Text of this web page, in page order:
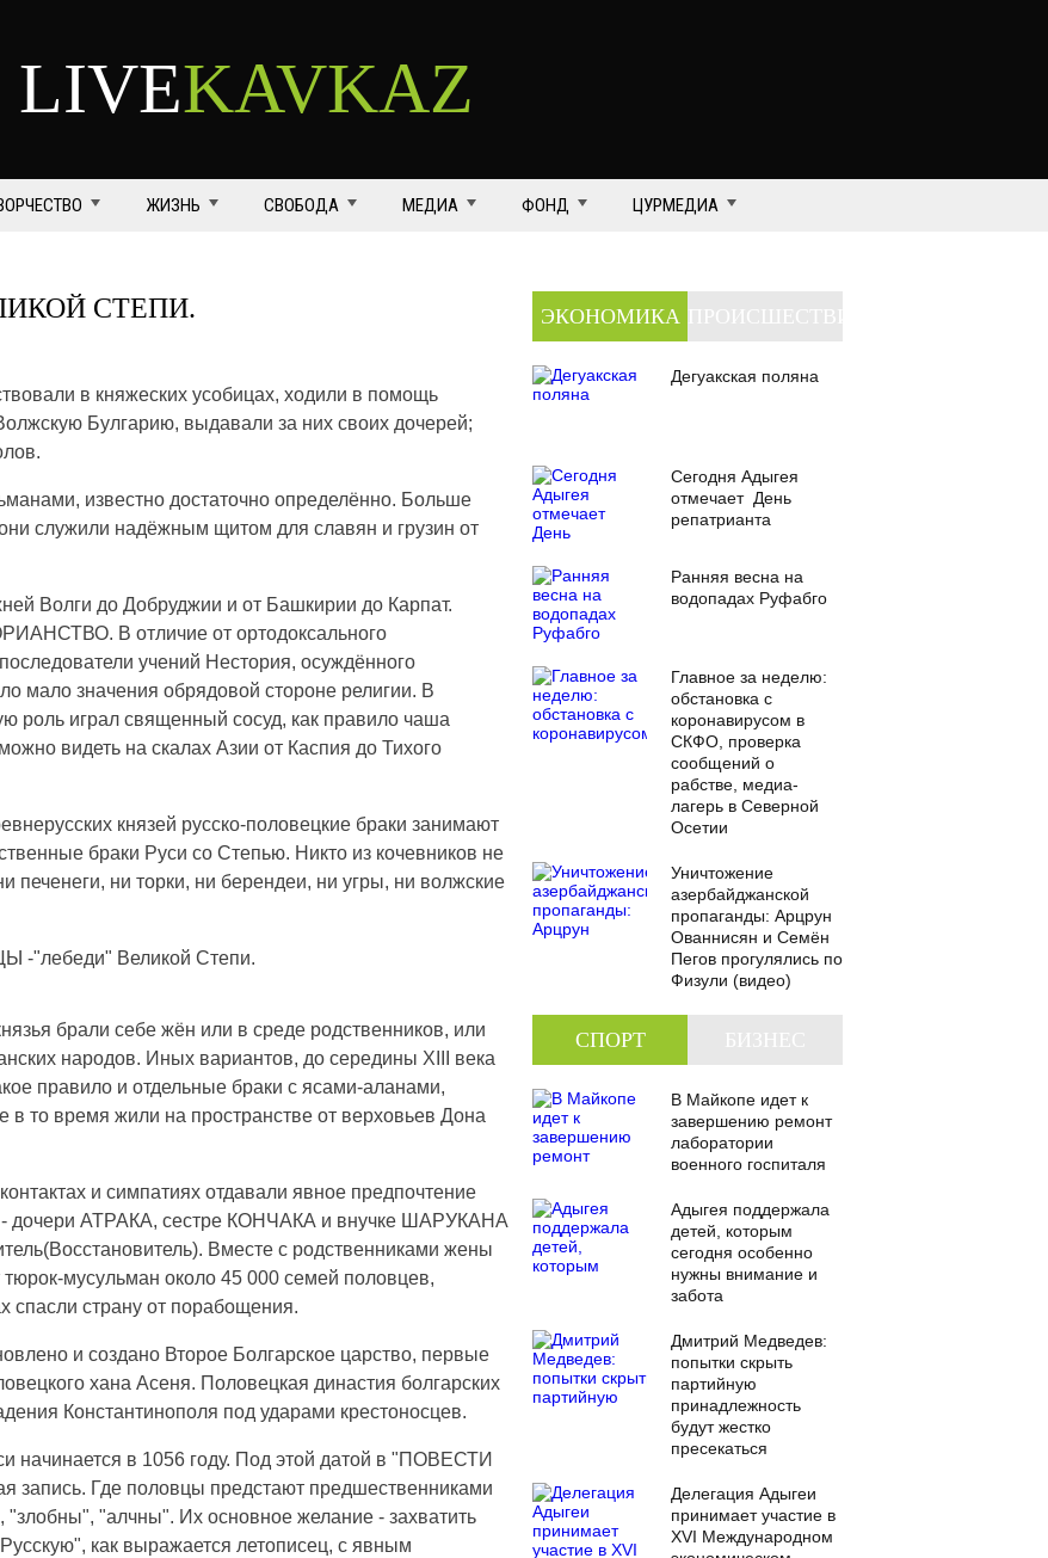
LIVEKAVKAZ
ЖИЗНЬ СВОБОДА МЕДИА ФОНД ЦУРМЕДИА
СТЕПИ.
в княжеских усобицах, ходили в помощь
Булгарию, выдавали за них своих дочерей;
известно достаточно определённо. Больше
служили надёжным щитом для славян и грузин от
Волги до Добруджии и от Башкирии до Карпат.
В отличие от ортодоксального
учений Нестория, осуждённого
мало значения обрядовой стороне религии. В
роль играл священный сосуд, как правило чаша
видеть на скалах Азии от Каспия до Тихого
князей русско-половецкие браки занимают
браки Руси со Степью. Никто из кочевников не
печенеги, ни торки, ни берендеи, ни угры, ни волжские
брали себе жён или в среде родственников, или
народов. Иных вариантов, до середины XIII века
правило и отдельные браки с ясами-аланами,
в то время жили на пространстве от верховьев Дона
и симпатиях отдавали явное предпочтение
- дочери АТРАКА, сестре КОНЧАКА и внучке ШАРУКАНА
Вместе с родственниками жены
мусульман около 45 000 семей половцев,
спасли страну от порабощения.
и создано Второе Болгарское царство, первые
хана Асеня. Половецкая династия болгарских
Константинополя под ударами крестоносцев.
начинается в 1056 году. Под этой датой в "ПОВЕСТИ
Где половцы предстают предшественниками
"алчны". Их основное желание - захватить
как выражается летописец, с явным
ЭКОНОМИКА
Дегуакская поляна
Сегодня Адыгея
отмечает День
репатрианта
Ранняя весна на
водопадах Руфабго
Главное за неделю:
обстановка с
коронавирусом в
СКФО, проверка
сообщений о
рабстве, медиа-
лагерь в Северной
Осетии
Уничтожение
азербайджанской
пропаганды: Арцрун
Ованнисян и Семён
Пегов прогулялись по
Физули (видео)
СПОРТ
В Майкопе идет к
завершению ремонт
лаборатории
военного госпиталя
Адыгея поддержала
детей, которым
сегодня особенно
нужны внимание и
забота
Дмитрий Медведев:
попытки скрыть
партийную
принадлежность
будут жестко
пресекаться
Делегация Адыгеи
принимает участие в
XVI Международном